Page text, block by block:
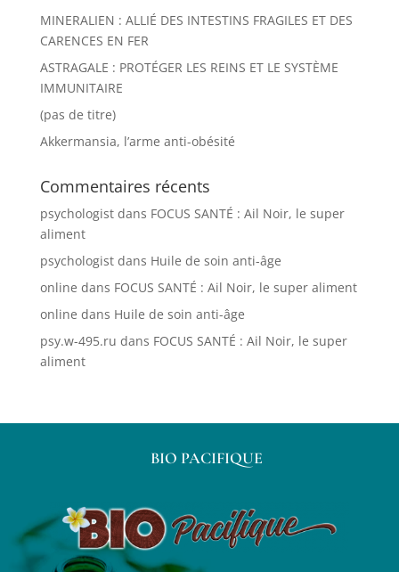
MINERALIEN : ALLIÉ DES INTESTINS FRAGILES ET DES
CARENCES EN FER
ASTRAGALE : PROTÉGER LES REINS ET LE SYSTÈME
IMMUNITAIRE
(pas de titre)
Akkermansia, l’arme anti-obésité
Commentaires récents
psychologistdans FOCUS SANTÉ : Ail Noir, le super
aliment
psychologistdans Huile de soin anti-âge
online dans FOCUS SANTÉ : Ail Noir, le super aliment
online dans Huile de soin anti-âge
psy.w-495.ru dans FOCUS SANTÉ : Ail Noir, le super
aliment
BIO PACIFIQUE